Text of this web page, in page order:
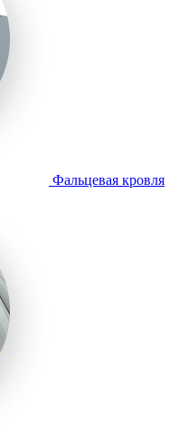
Фальцевая кровля